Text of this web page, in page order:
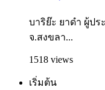
บาริย๊ะ ยาดำ ผู้ป
จ.สงขลา...
1518 views
เริ่มต้น